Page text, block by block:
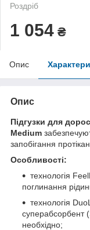
Роздріб
1 054 ₴
Опис
Опис
Підгузки для
Medium
запобігання
Особливості:
технологія
поглинання
технологія
суперабсорбент
необхідно;